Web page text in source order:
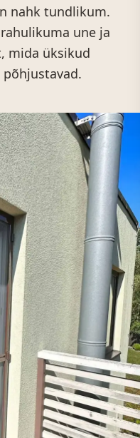
nahk tundlikum.
une ja
mida üksikud